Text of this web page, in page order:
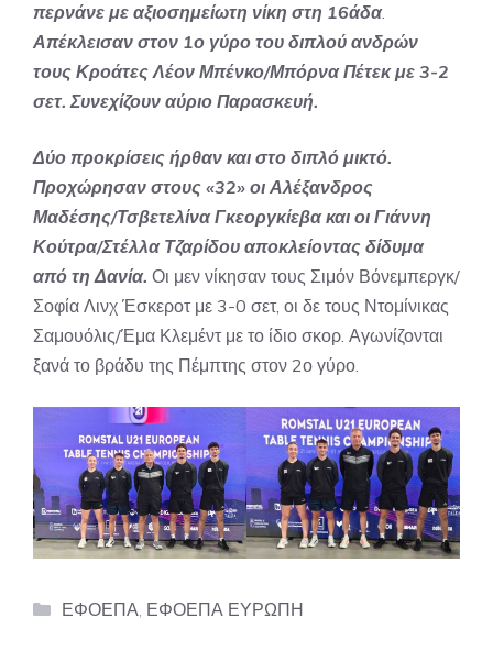
περνάνε με αξιοσημείωτη νίκη στη 16άδα.
Απέκλεισαν στον 1ο γύρο του διπλού ανδρών
τους Κροάτες Λέον Μπένκο/Μπόρνα Πέτεκ με 3-2
σετ. Συνεχίζουν αύριο Παρασκευή.
Δύο προκρίσεις ήρθαν και στο διπλό μικτό.
Προχώρησαν στους «32» οι Αλέξανδρος
Μαδέσης/Τσβετελίνα Γκεοργκίεβα και οι Γιάννη
Κούτρα/Στέλλα Τζαρίδου αποκλείοντας δίδυμα
από τη Δανία. Οι μεν νίκησαν τους Σιμόν Βόνεμπεργκ/
Σοφία Λινχ Έσκεροτ με 3-0 σετ, οι δε τους Ντομίνικας
Σαμουόλις/Έμα Κλεμέντ με το ίδιο σκορ. Αγωνίζονται
ξανά το βράδυ της Πέμπτης στον 2ο γύρο.
Categories
ΕΦΟΕΠΑ, ΕΦΟΕΠΑ ΕΥΡΩΠΗ